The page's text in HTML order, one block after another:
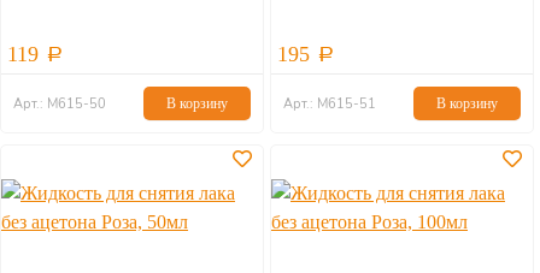
119
Арт.: М615-50 В корзину
195
Арт.: М615-51 В корзину